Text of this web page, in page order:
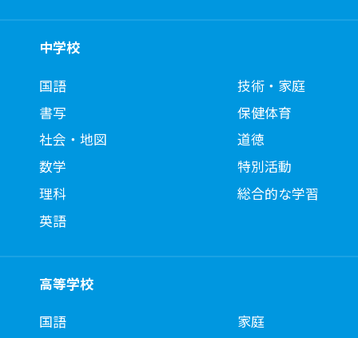
中学校
国語
書写
社会・地図
数学
理科
英語
技術・家庭
保健体育
道徳
特別活動
総合的な学習
高等学校
国語
家庭